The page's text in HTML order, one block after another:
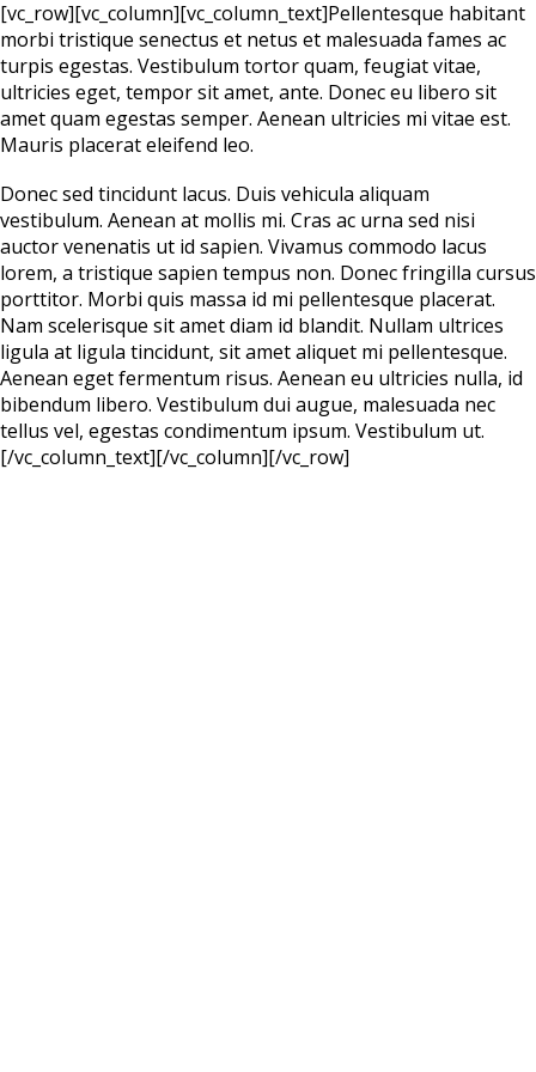
[vc_row][vc_column][vc_column_text]Pellentesque habitant
morbi tristique senectus et netus et malesuada fames ac
turpis egestas. Vestibulum tortor quam, feugiat vitae,
ultricies eget, tempor sit amet, ante. Donec eu libero sit
amet quam egestas semper. Aenean ultricies mi vitae est.
Mauris placerat eleifend leo.
Donec sed tincidunt lacus. Duis vehicula aliquam
vestibulum. Aenean at mollis mi. Cras ac urna sed nisi
auctor venenatis ut id sapien. Vivamus commodo lacus
lorem, a tristique sapien tempus non. Donec fringilla cursus
porttitor. Morbi quis massa id mi pellentesque placerat.
Nam scelerisque sit amet diam id blandit. Nullam ultrices
ligula at ligula tincidunt, sit amet aliquet mi pellentesque.
Aenean eget fermentum risus. Aenean eu ultricies nulla, id
bibendum libero. Vestibulum dui augue, malesuada nec
tellus vel, egestas condimentum ipsum. Vestibulum ut.
[/vc_column_text][/vc_column][/vc_row]